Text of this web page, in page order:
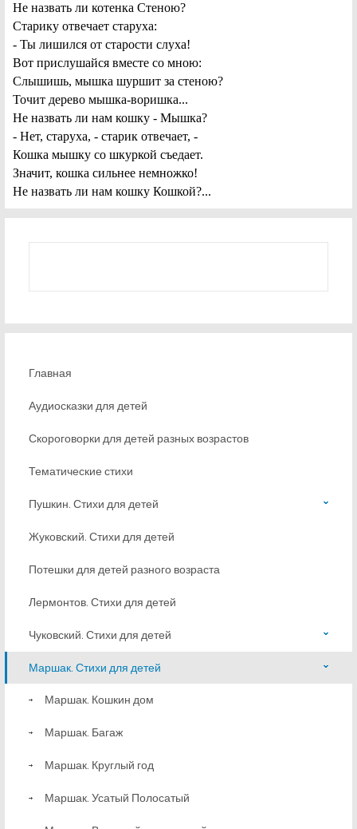
Не назвать ли котенка Стеною?
Старику отвечает старуха:
- Ты лишился от старости слуха!
Вот прислушайся вместе со мною:
Слышишь, мышка шуршит за стеною?
Точит дерево мышка-воришка...
Не назвать ли нам кошку - Мышка?
- Нет, старуха, - старик отвечает, -
Кошка мышку со шкуркой съедает.
Значит, кошка сильнее немножко!
Не назвать ли нам кошку Кошкой?...
Главная
Аудиосказки для детей
Скороговорки для детей разных возрастов
Тематические стихи
Пушкин. Стихи для детей
Жуковский. Стихи для детей
Потешки для детей разного возраста
Лермонтов. Стихи для детей
Чуковский. Стихи для детей
Маршак. Стихи для детей
Маршак. Кошкин дом
Маршак. Багаж
Маршак. Круглый год
Маршак. Усатый Полосатый